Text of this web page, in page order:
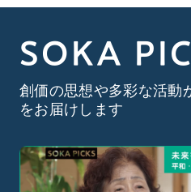
SOKA
創価の思想や多彩な活動
をお届けします